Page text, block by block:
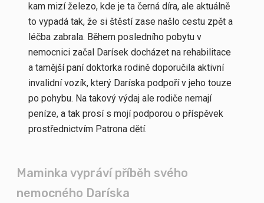
kam mizí železo, kde je ta černá díra, ale aktuálně
to vypadá tak, že si štěstí zase našlo cestu zpět a
léčba zabrala. Během posledního pobytu v
nemocnici začal Darísek docházet na rehabilitace
a tamější paní doktorka rodině doporučila aktivní
invalidní vozík, který Daríska podpoří v jeho touze
po pohybu. Na takový výdaj ale rodiče nemají
peníze, a tak prosí s mojí podporou o příspěvek
prostřednictvím Patrona dětí.
Maminka vypráví příběh svého
nemocného Daríska